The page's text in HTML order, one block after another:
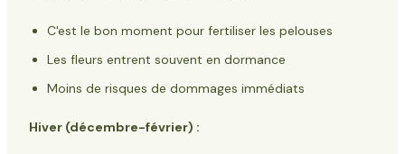
C'est le bon moment pour fertiliser les pelouses
Les fleurs entrent souvent en dormance
Moins de risques de dommages immédiats
Hiver (décembre-février) :